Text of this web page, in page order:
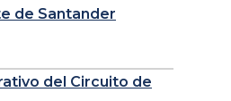
de Santander
del Circuito de